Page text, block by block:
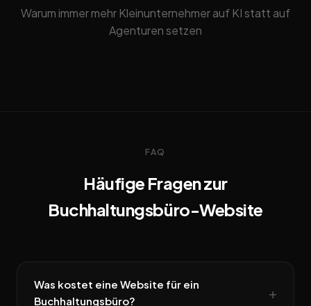
Warum immer mehr Kleinunternehmer auf KI statt auf
Agenturen setzen
FAQ
Häufige Fragen zur
Buchhaltungsbüro-Website
Was kostet eine Website für ein
Buchhaltungsbüro?